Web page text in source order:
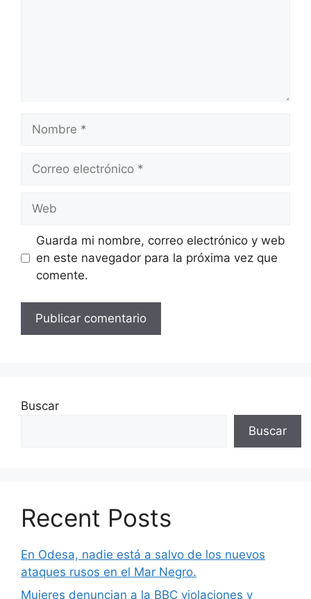
Nombre
Correo
Web
Guarda mi nombre, correo electrónico y web
en este navegador para la próxima vez que
comente.
Buscar
Buscar
Recent Posts
En Odesa, nadie está a salvo de los nuevos
ataques rusos en el Mar Negro.
Mujeres denuncian a la BBC violaciones y